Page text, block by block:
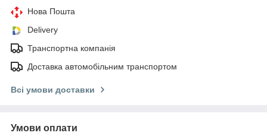
Нова Пошта
Delivery
Транспортна компанія
Доставка автомобільним транспортом
Всі умови доставки
Умови оплати